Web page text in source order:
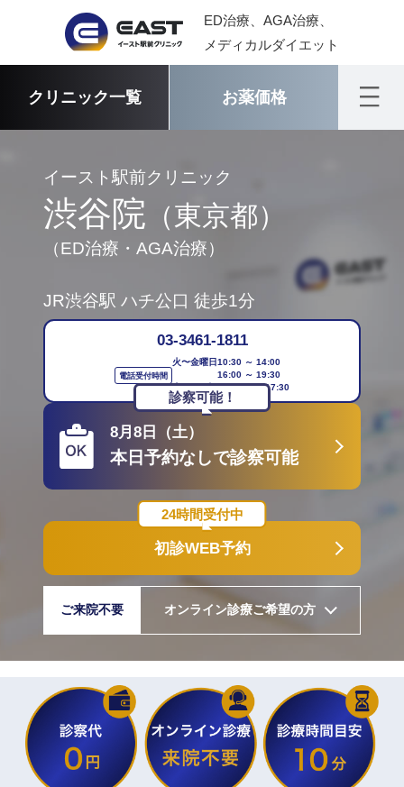
ED治療、AGA治療、
メディカルダイエット
クリニック一覧 お薬価格
イースト駅前クリニック
渋谷院 （東京都）
（ED治療・AGA治療）
JR渋谷駅 ハチ公口 徒歩1分
03-3461-1811
電話受付時間
火〜金曜日10:30 ～ 14:00
16:00 ～ 19:30
土・日・祝日10:30 ～ 17:30
診察可能！
8月8日（土）
本日予約なしで診察可能
24時間受付中
初診WEB予約
ご来院不要 オンライン診療ご希望の方